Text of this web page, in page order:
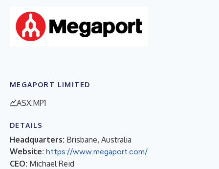
MEGAPORT LIMITED
ASX:MP1
DETAILS
Headquarters: Brisbane, Australia
Website: https://www.megaport.com/
CEO: Michael Reid